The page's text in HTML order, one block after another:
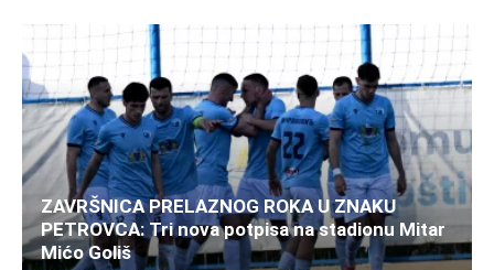
ZAVRŠNICA PRELAZNOG ROKA U ZNAKU
PETROVCA: Tri nova potpisa na stadionu Mitar
Mićo Goliš